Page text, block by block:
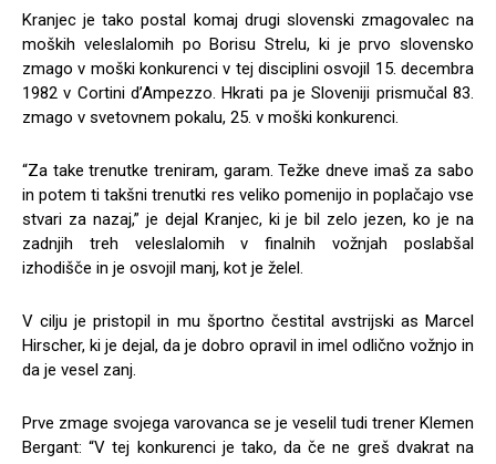
Kranjec je tako postal komaj drugi slovenski zmagovalec na
moških veleslalomih po Borisu Strelu, ki je prvo slovensko
zmago v moški konkurenci v tej disciplini osvojil 15. decembra
1982 v Cortini d’Ampezzo. Hkrati pa je Sloveniji prismučal 83.
zmago v svetovnem pokalu, 25. v moški konkurenci.
“Za take trenutke treniram, garam. Težke dneve imaš za sabo
in potem ti takšni trenutki res veliko pomenijo in poplačajo vse
stvari za nazaj,” je dejal Kranjec, ki je bil zelo jezen, ko je na
zadnjih treh veleslalomih v finalnih vožnjah poslabšal
izhodišče in je osvojil manj, kot je želel.
V cilju je pristopil in mu športno čestital avstrijski as Marcel
Hirscher, ki je dejal, da je dobro opravil in imel odlično vožnjo in
da je vesel zanj.
Prve zmage svojega varovanca se je veselil tudi trener Klemen
Bergant: “V tej konkurenci je tako, da če ne greš dvakrat na